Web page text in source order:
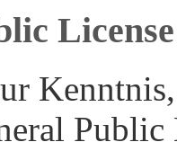
License